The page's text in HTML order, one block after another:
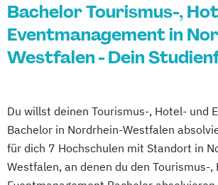
Bachelor Tourismus-,
Eventmanagement in
Westfalen - Dein
Du willst deinen Tourismus-, Hotel- und
Bachelor in Nordrhein-Westfalen
für dich 7 Hochschulen mit Standort in
Westfalen, an denen du den Tourismus-,